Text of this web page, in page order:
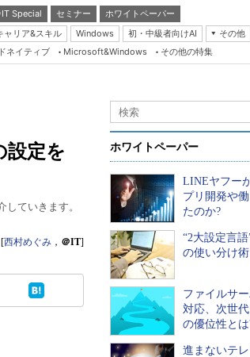
IT Special セミナー
ホワイトペーパー
ャリア&スキル Windows 初・中級者向けAI
その他
Server & Storage
Java Agile
Database Expert
Linux ＆ OSS
Master of IP Network
Security & Trust
ネイティブ Microsoft&Windows その他の特集
設定を
ていきます。
[西村めぐみ ， ＠IT]
ホワイトペーパー
LINEヤフー
プリ開発や
たのか?
“2大設定言語
の使い分け
ファイルサ
対応、次世
の優位性とは
進まないテ